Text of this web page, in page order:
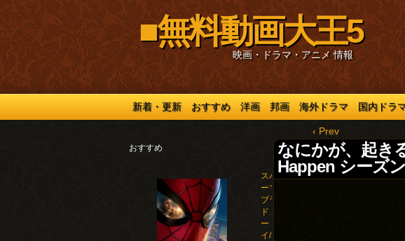
■無料動画大王5
映画・ドラマ・アニメ 情報
新着・更新 おすすめ 洋画 邦画 海外ドラマ 国内ドラ
おすすめ
スパイダ
ーマン：
ブラン
ド・ニュ
ー・デ
イ/Spider-
‹ Prev
なにかが、起き
Happen シーズ